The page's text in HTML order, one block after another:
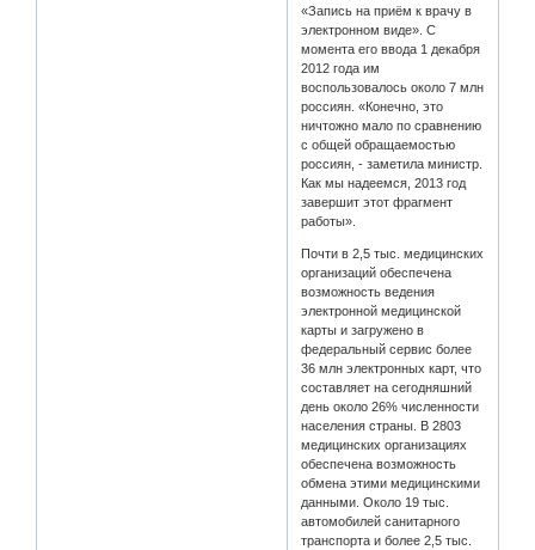
«Запись на приём к врачу в
электронном виде». С
момента его ввода 1 декабря
2012 года им
воспользовалось около 7 млн
россиян. «Конечно, это
ничтожно мало по сравнению
с общей обращаемостью
россиян, - заметила министр.
Как мы надеемся, 2013 год
завершит этот фрагмент
работы».
Почти в 2,5 тыс. медицинских
организаций обеспечена
возможность ведения
электронной медицинской
карты и загружено в
федеральный сервис более
36 млн электронных карт, что
составляет на сегодняшний
день около 26% численности
населения страны. В 2803
медицинских организациях
обеспечена возможность
обмена этими медицинскими
данными. Около 19 тыс.
автомобилей санитарного
транспорта и более 2,5 тыс.